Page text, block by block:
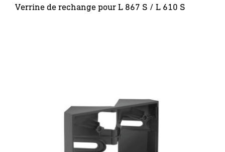
Verrine de rechange pour L 867 S / L 610 S